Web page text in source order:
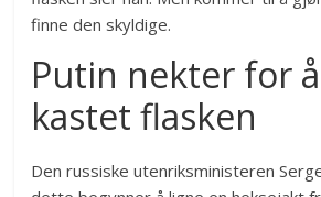
finne den skyldige.
Putin nekter for
kastet flasken
Den russiske utenriksministeren